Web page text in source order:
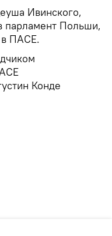
Ивинского,
парламент Польши,
ПАСЕ.
Конде